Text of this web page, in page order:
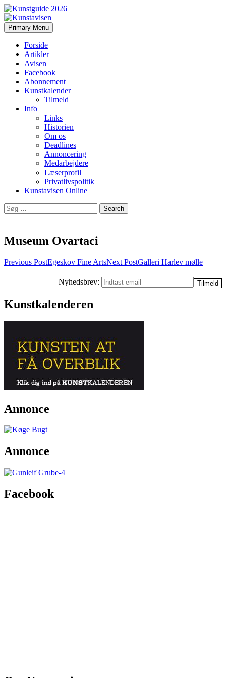
Kunstavisen
Search
Primary Menu Skip
to
Forside
Artikler
Avisen
Facebook
Abonnement
Kunstkalender
Tilmeld
Info
Links
Historien
Om os
Deadlines
Annoncering
Medarbejdere
Læserprofil
Privatlivspolitik
Kunstavisen Online
Search
for:
Museum Ovartaci
Post
Previous PostEgeskov Fine ArtsNext PostGalleri Harlev mølle
Nyhedsbrev:
Kunstkalenderen
Annonce
Annonce
Facebook